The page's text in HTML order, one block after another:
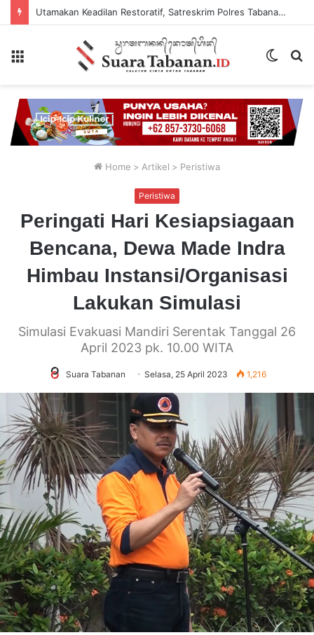
Utamakan Keadilan Restoratif, Satreskrim Polres Tabanan Gelar Perkara Kasus Penganiayaan Anak
Switch
Home > Artikel > Peristiwa
Peristiwa
Peringati Hari Kesiapsiagaan
Bencana, Dewa Made Indra
Himbau Instansi/Organisasi
Lakukan Simulasi
Simulasi Evakuasi Mandiri Serentak Tanggal 26
April 2023 pk. 10.00 WITA
Suara Tabanan Selasa, 25 April 2023 1,216